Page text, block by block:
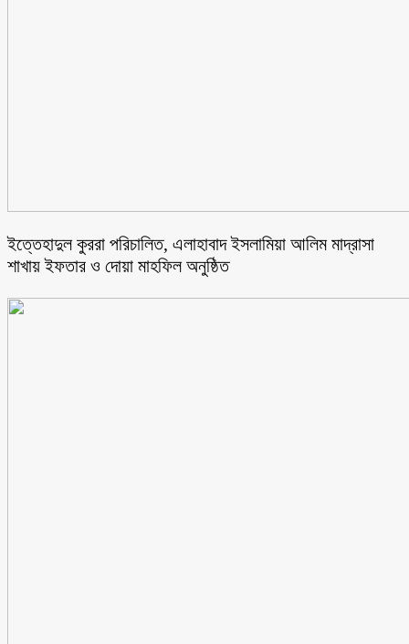
ইত্তেহাদুল কুররা পরিচালিত, এলাহাবাদ ইসলামিয়া আলিম মাদ্রাসা
শাখায় ইফতার ও দোয়া মাহফিল অনুষ্ঠিত